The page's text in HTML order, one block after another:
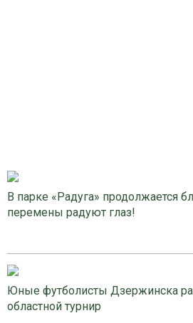
В парке «Радуга» продолжается
перемены радуют глаз!
Юные футболисты Дзержинска
областной турнир